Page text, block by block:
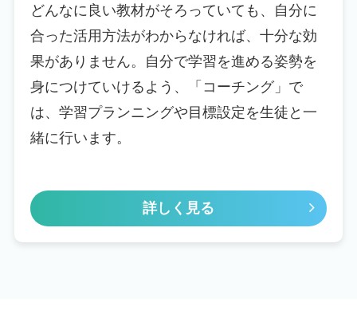
どんなに良い教材がそろっていても、自分に
合った活用方法がわからなければ、十分な効
果がありません。自分で学習を進める姿勢を
身につけていけるよう、「コーチング」で
は、学習プランニングや目標設定を生徒と一
緒に行います。
詳しく見る